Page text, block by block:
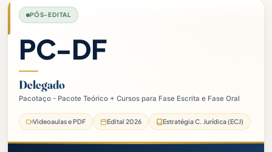
PÓS-EDITAL
PC-DF
Delegado
Pacotaço - Pacote Teórico + Cursos para Fase Escrita e Fase Oral
Videoaulas e PDF Edital 2026 Estratégia C. Jurídica (ECJ)